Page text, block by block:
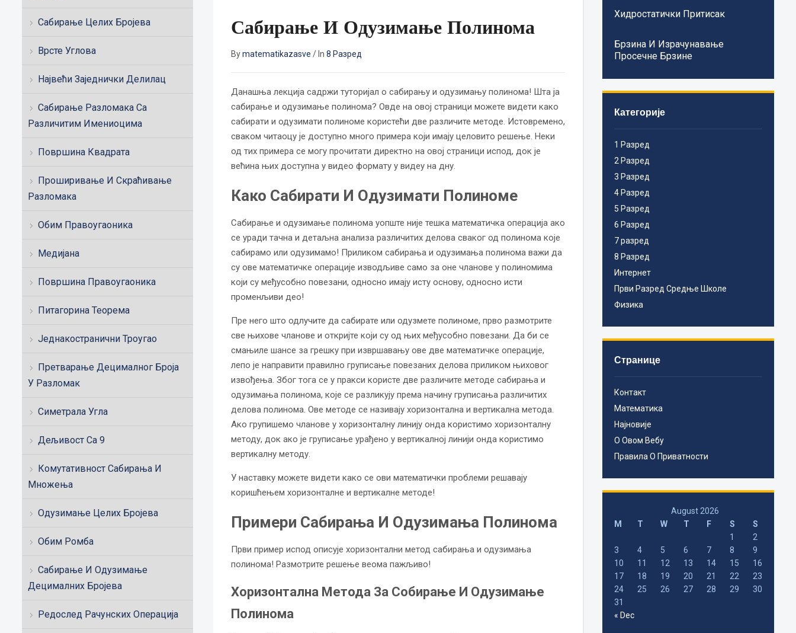
Сабирање Целих Бројева
Врсте Углова
Највећи Заједнички Делилац
Сабирање Разломака Са
Различитим Имениоцима
Површина Квадрата
Проширивање И Скраћивање
Разломака
Обим Правоугаоника
Медијана
Површина Правоугаоника
Питагорина Теорема
Једнакостранични Троугао
Претварање Децималног Броја
У Разломак
Симетрала Угла
Дељивост Са 9
Комутативност Сабирања И
Множења
Одузимање Целих Бројева
Обим Ромба
Сабирање И Одузимање
Децималних Бројева
Редослед Рачунских Операција
Сабирање И Одузимање Полинома
Bymatematikazasve / In 8 Разред
Данашња лекција садржи туторијал о сабирању и одузимању полинома! Шта ја
сабирање и одузимање полинома? Овде на овој страници можете видети како
сабирати и одузимати полиноме користећи две различите методе. Истовремено,
сваком читаоцу је доступно много примера који имају целовито решење. Неки
од тих примера се могу прочитати директно на овој страници испод, док је
већина њих доступна у видео формату у видеу на дну.
Како Сабирати И Одузимати Полиноме
Сабирање и одузимање полинома уопште није тешка математичка операција ако
се уради тачна и детаљна анализа различитих делова сваког од полинома које
сабирамо или одузимамо! Приликом сабирања и одузимања полинома важи да
су ове математичке операције изводљиве само за оне чланове у полиномима
који су међусобно повезани, односно имају исту основу, односно исти
променљиви део!
Пре него што одлучите да сабирате или одузмете полиноме, прво размотрите
све њихове чланове и откријте који су од њих међусобно повезани. Да би се
смањиле шансе за грешку при извршавању ове две математичке операције,
лепо је направити правилно груписање повезаних делова приликом њиховог
извођења. Због тога се у пракси користе две различите методе сабирања и
одузимања полинома, које се разликују према начину груписања различитих
делова полинома. Ове методе се називају хоризонтална и вертикална метода.
Ако групишемо чланове у хоризонталну линију онда користимо хоризонталну
методу, док ако је груписање урађено у вертикалној линији онда користимо
вертикалну методу.
У наставку можете видети како се ови математички проблеми решавају
коришћењем хоризонталне и вертикалне методе!
Примери Сабирања И Одузимања Полинома
Први пример испод описује хоризонтални метод сабирања и одузимања
полинома! Размотрите решење веома пажљиво!
Хоризонтална Метода За Собирање И Одузимање
Полинома
Хидростатички Притисак
Брзина И Израчунавање
Просечне Брзине
Категорије
1 Разред
2 Разред
3 Разред
4 Разред
5 Разред
6 Разред
7 разред
8 Разред
Интернет
Први Разред Средње Школе
Физика
Странице
Контакт
Математика
Најновије
О Овом Вебу
Правила О Приватности
August 2026
M
T W T F S
S
1
2
3
4 5 6 7 8
9
10
11 12 13 14 15
16
17
18 19 20 21 22
23
24
25 26 27 28 29
30
31
« Dec